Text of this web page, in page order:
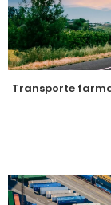
Transporte